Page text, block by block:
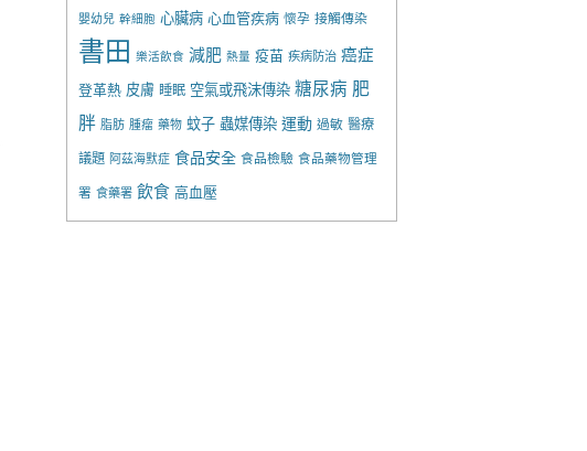
嬰幼兒 幹細胞 心臟病 心血管疾病 懷孕 接觸傳染
書田 樂活飲食 減肥 熱量 疫苗 疾病防治 癌症
登革熱 皮膚 睡眠 空氣或飛沫傳染 糖尿病 肥
胖 脂肪 腫瘤 藥物 蚊子 蟲媒傳染 運動 過敏 醫療
議題 阿茲海默症 食品安全 食品檢驗 食品藥物管理
署 食藥署 飲食 高血壓